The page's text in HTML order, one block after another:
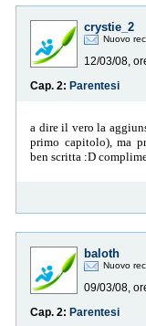
crystie_2
Nuovo
12/03/08,
Cap. 2: Parentesi
a dire il vero la
primo capitolo), ma
ben scritta :D
baloth
Nuovo
09/03/08,
Cap. 2: Parentesi